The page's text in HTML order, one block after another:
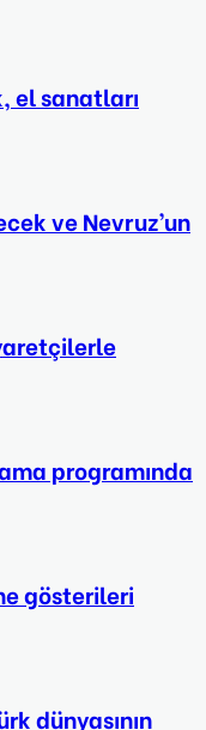
el sanatları
ve Nevruz’un
programında
gösterileri
dünyasının